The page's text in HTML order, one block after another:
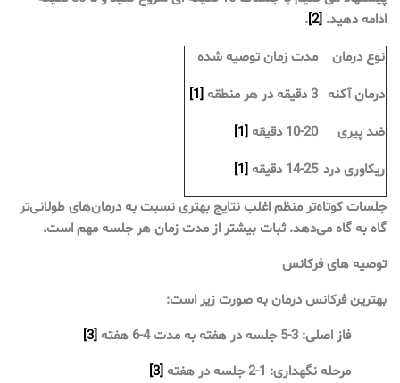
ادامه دهید. [2]
.
نوع درمان
مدت زمان توصیه شده
درمان آکنه 3 دقیقه در هر منطقه
[1]
ضد پیری
10-20 دقیقه
[1]
ریکاوری درد 14-25 دقیقه
[1]
جلسات کوتاه‌تر منظم اغلب نتایج بهتری نسبت به درمان‌های طولانی‌تر
گاه به گاه می‌دهد. ثبات بیشتر از مدت زمان هر جلسه مهم است.
توصیه های فرکانس
بهترین فرکانس درمان به صورت زیر است:
فاز اصلی: 3-5 جلسه در هفته به مدت 4-6 هفته
[3]
مرحله نگهداری: 1-2 جلسه در هفته
[3]